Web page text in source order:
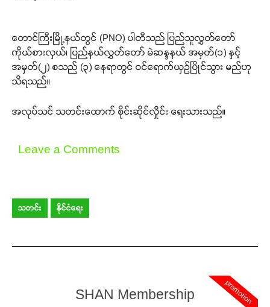
တောင်ကြီးမြို့နယ်တွင် (PNO) ပါတီသည် ပြည်သူလွှတ်တော်
ကိုယ်စားလှယ်၊ ပြည်နယ်လွှတ်တော် မဲဆန္ဒနယ် အမှတ်(၁) နှင့်
အမှတ်(၂) စသည် (၃) နေရာတွင် ဝင်ရောက်ယှဉ်ပြိုင်သွား မည်ဟု
သိရသည်။
အလုပ်သင် သတင်းထောက် စိုင်းဆိုင်လှိုင်း ရေးသားသည်။
Leave a Comments
သတင်း နိုင်ငံရေး
promotion
SHAN Membership